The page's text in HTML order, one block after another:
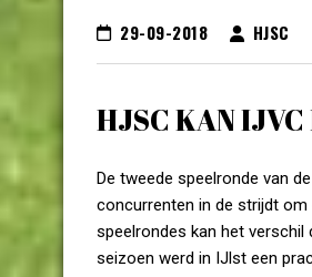
29-09-2018 HJSC
HJSC KAN IJVC
De tweede speelronde van
concurrenten in de strijdt om
speelrondes kan het verschil
seizoen werd in IJlst een